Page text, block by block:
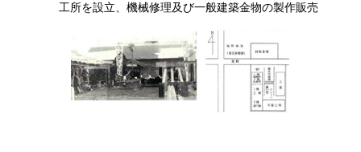
工所を設立、機械修理及び一般建築金物の製作販売